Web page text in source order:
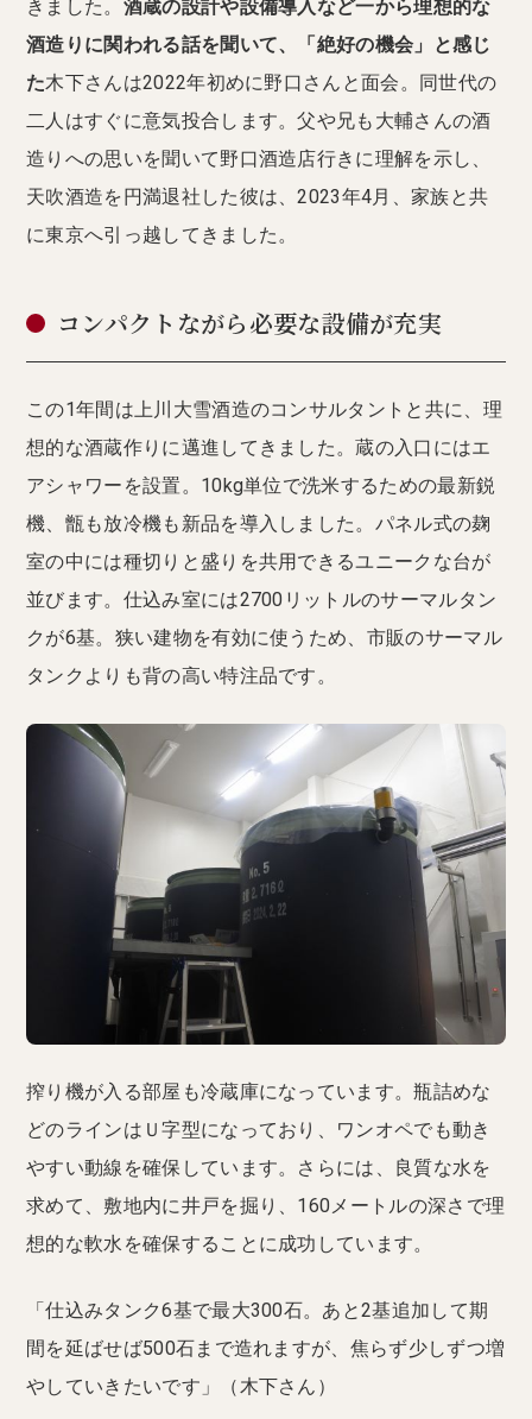
きました。 酒蔵の設計や設備導入など一から理想的な
酒造りに関われる話を聞いて、「絶好の機会」と感じ
た木下さんは2022年初めに野口さんと面会。同世代の
二人はすぐに意気投合します。父や兄も大輔さんの酒
造りへの思いを聞いて野口酒造店行きに理解を示し、
天吹酒造を円満退社した彼は、2023年4月、家族と共
に東京へ引っ越してきました。
コンパクトながら必要な設備が充実
この1年間は上川大雪酒造のコンサルタントと共に、理
想的な酒蔵作りに邁進してきました。蔵の入口にはエ
アシャワーを設置。10kg単位で洗米するための最新鋭
機、甑も放冷機も新品を導入しました。パネル式の麹
室の中には種切りと盛りを共用できるユニークな台が
並びます。仕込み室には2700リットルのサーマルタン
クが6基。狭い建物を有効に使うため、市販のサーマル
タンクよりも背の高い特注品です。
搾り機が入る部屋も冷蔵庫になっています。瓶詰めな
どのラインはＵ字型になっており、ワンオペでも動き
やすい動線を確保しています。さらには、良質な水を
求めて、敷地内に井戸を掘り、160メートルの深さで理
想的な軟水を確保することに成功しています。
「仕込みタンク6基で最大300石。あと2基追加して期
間を延ばせば500石まで造れますが、焦らず少しずつ増
やしていきたいです」（木下さん）